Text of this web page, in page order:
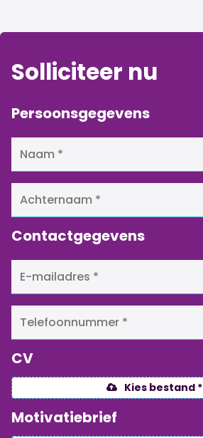
Solliciteer nu
Persoonsgegevens
Contactgegevens
CV
Kies bestand *
Motivatiebrief